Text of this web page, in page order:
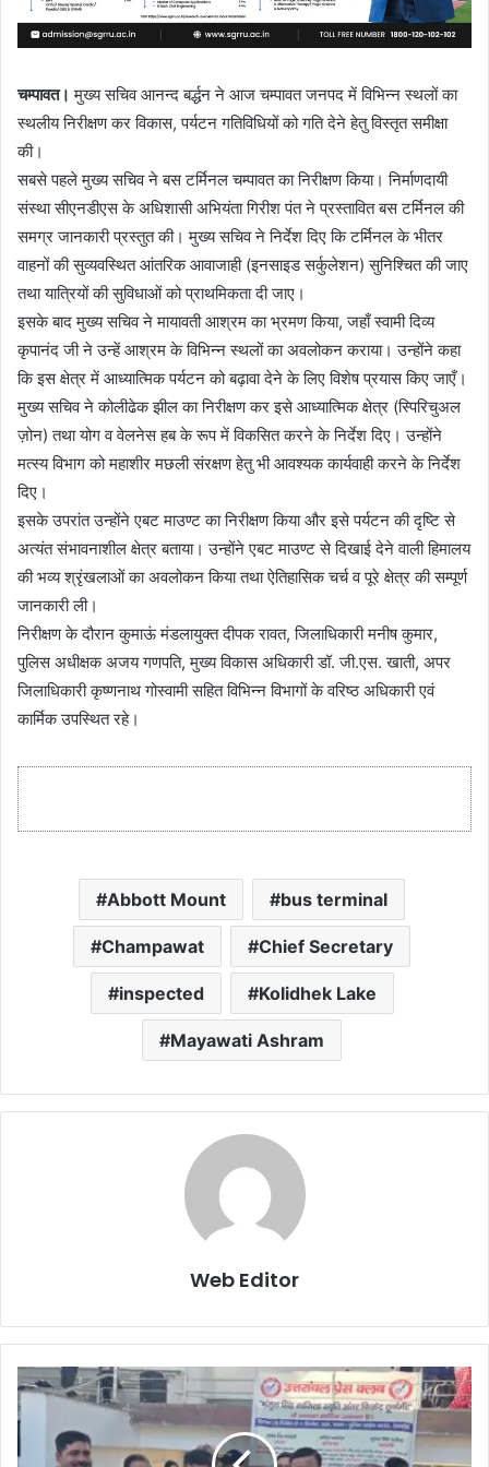
चम्पावत।मुख्य सचिव आनन्द बर्द्धन ने आज चम्पावत जनपद में विभिन्न स्थलों का
स्थलीय निरीक्षण कर विकास, पर्यटन गतिविधियों को गति देने हेतु विस्तृत समीक्षा
की।
सबसे पहले मुख्य सचिव ने बस टर्मिनल चम्पावत का निरीक्षण किया। निर्माणदायी
संस्था सीएनडीएस के अधिशासी अभियंता गिरीश पंत ने प्रस्तावित बस टर्मिनल की
समग्र जानकारी प्रस्तुत की। मुख्य सचिव ने निर्देश दिए कि टर्मिनल के भीतर
वाहनों की सुव्यवस्थित आंतरिक आवाजाही (इनसाइड सर्कुलेशन) सुनिश्चित की जाए
तथा यात्रियों की सुविधाओं को प्राथमिकता दी जाए।
इसके बाद मुख्य सचिव ने मायावती आश्रम का भ्रमण किया, जहाँ स्वामी दिव्य
कृपानंद जी ने उन्हें आश्रम के विभिन्न स्थलों का अवलोकन कराया। उन्होंने कहा
कि इस क्षेत्र में आध्यात्मिक पर्यटन को बढ़ावा देने के लिए विशेष प्रयास किए जाएँ।
मुख्य सचिव ने कोलीढेक झील का निरीक्षण कर इसे आध्यात्मिक क्षेत्र (स्पिरिचुअल
ज़ोन) तथा योग व वेलनेस हब के रूप में विकसित करने के निर्देश दिए। उन्होंने
मत्स्य विभाग को महाशीर मछली संरक्षण हेतु भी आवश्यक कार्यवाही करने के निर्देश
दिए।
इसके उपरांत उन्होंने एबट माउण्ट का निरीक्षण किया और इसे पर्यटन की दृष्टि से
अत्यंत संभावनाशील क्षेत्र बताया। उन्होंने एबट माउण्ट से दिखाई देने वाली हिमालय
की भव्य श्रृंखलाओं का अवलोकन किया तथा ऐतिहासिक चर्च व पूरे क्षेत्र की सम्पूर्ण
जानकारी ली।
निरीक्षण के दौरान कुमाऊं मंडलायुक्त दीपक रावत, जिलाधिकारी मनीष कुमार,
पुलिस अधीक्षक अजय गणपति, मुख्य विकास अधिकारी डॉ. जी.एस. खाती, अपर
जिलाधिकारी कृष्णनाथ गोस्वामी सहित विभिन्न विभागों के वरिष्ठ अधिकारी एवं
कार्मिक उपस्थित रहे।
Abbott Mount bus terminal
Champawat Chief Secretary
inspected Kolidhek Lake
Mayawati Ashram
Web Editor